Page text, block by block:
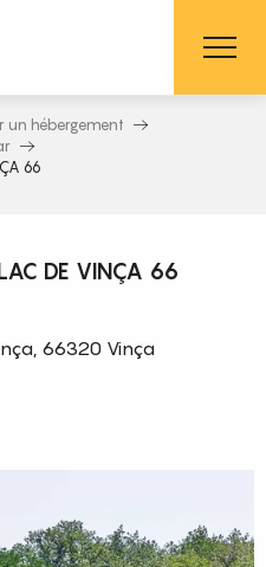
un hébergement
66
DE VINÇA 66
66320 Vinça